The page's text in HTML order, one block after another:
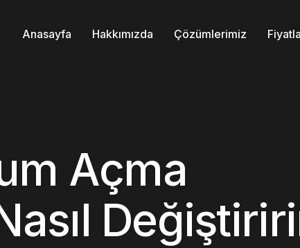
Anasayfa Hakkımızda Çözümlerimiz
Açma